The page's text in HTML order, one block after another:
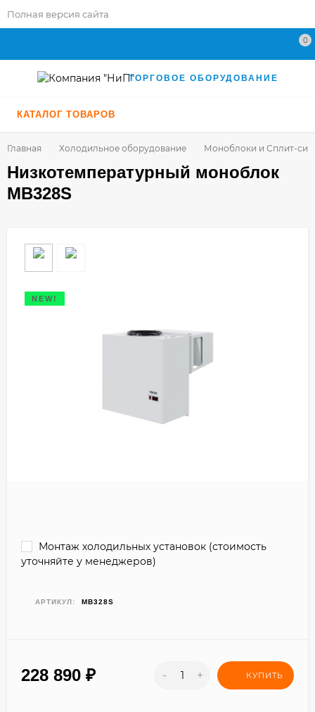
Полная версия сайта
0
ТОРГОВОЕ ОБОРУДОВАНИЕ
КАТАЛОГ ТОВАРОВ
Главная Холодильное оборудование Моноблоки и Сплит-
Низкотемпературный моноблок
MB328S
NEW!
Монтаж холодильных установок (стоимость
уточняйте у менеджеров)
АРТИКУЛ: MB328S
228 890 ₽ - + КУПИТЬ